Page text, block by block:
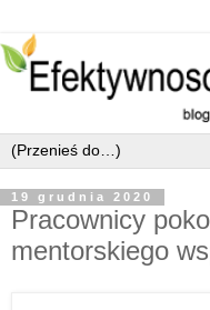
19 grudnia 2020
Pracownicy
mentorskiego